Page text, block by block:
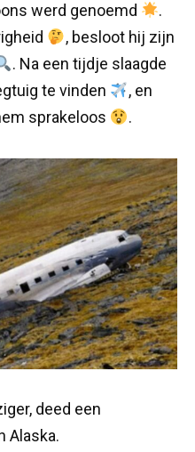
werd genoemd
.
, besloot hij zijn
. Na een tijdje slaagde
te vinden
, en
sprakeloos
.
deed een
Alaska.